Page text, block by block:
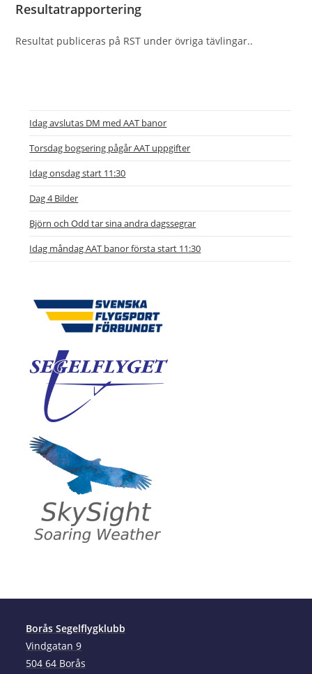
Resultatrapportering
Resultat publiceras på RST under övriga tävlingar..
Idag avslutas DM med AAT banor
Torsdag bogsering pågår AAT uppgifter
Idag onsdag start 11:30
Dag 4 Bilder
Björn och Odd tar sina andra dagssegrar
Idag måndag AAT banor första start 11:30
Borås Segelflygklubb
Vindgatan 9
504 64 Borås